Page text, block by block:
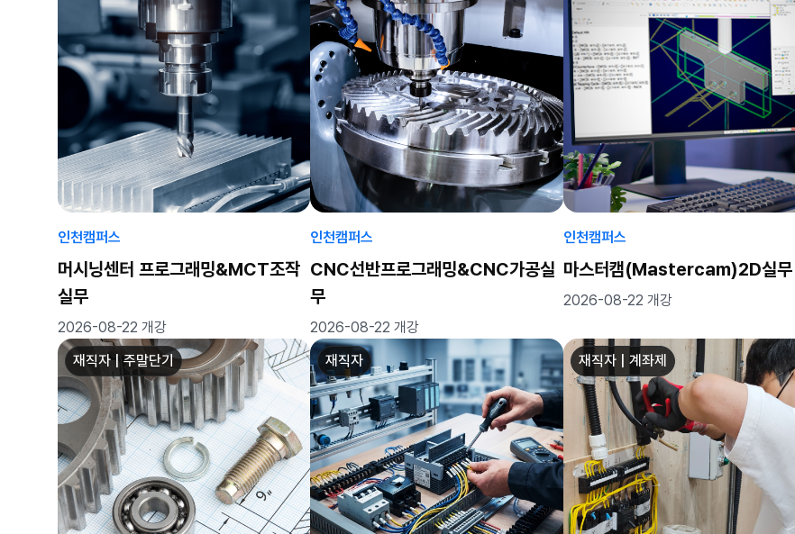
인천캠퍼스
머시닝센터 프로그래밍&MCT조작
실무
2026-08-22 개강
인천캠퍼스
CNC선반프로그래밍&CNC가공실
무
2026-08-22 개강
인천캠퍼스
마스터캠(Mastercam)2D실무
2026-08-22 개강
재직자 | 주말단기 재직자 재직자 | 계좌제